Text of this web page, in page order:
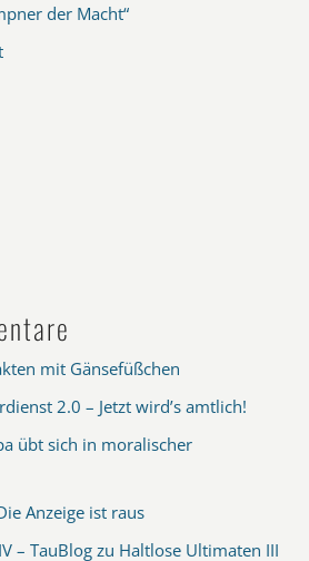
der Macht“
mit Gänsefüßchen
2.0 – Jetzt wird’s amtlich!
übt sich in moralischer
Anzeige ist raus
– TauBlog zu Haltlose Ultimaten III